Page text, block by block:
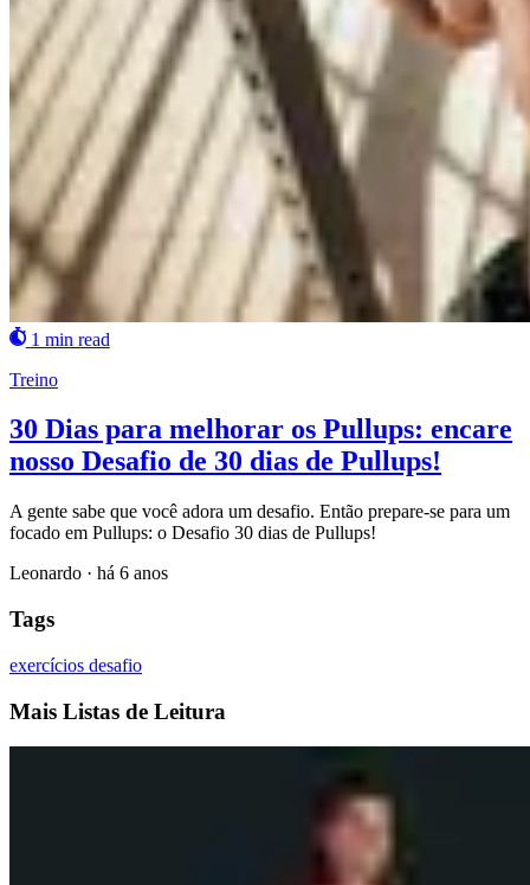
1 min read
Treino
30 Dias para melhorar os Pullups: encare
nosso Desafio de 30 dias de Pullups!
A gente sabe que você adora um desafio. Então prepare-se para um
focado em Pullups: o Desafio 30 dias de Pullups!
Leonardo · há 6 anos
Tags
exercícios desafio
Mais Listas de Leitura